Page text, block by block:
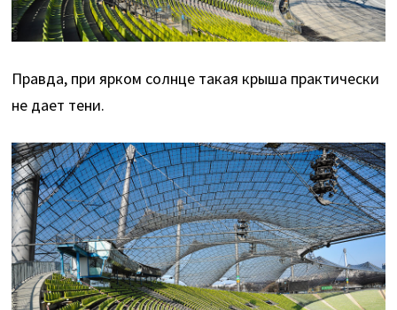
Правда, при ярком солнце такая крыша практически
не дает тени.